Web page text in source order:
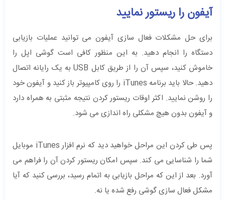
آیفون را ریستور نمایید
برای حل مشکلات فعال سازی آیفون‌ می ‌توانید عملیات بازیابی
دستگاه را انجام دهید. به این منظور کافی است گوشی اپل را
خاموش کنید، سپس آن را از طریق کابل USB به یک رایانه اتصال
دهید. حالا باید برنامه iTunes را روی کامپیوتر باز کنید و آیفون خود
را روشن نمایید. اکثر اوقات ریستور کردن نتیجه مثبتی به همراه دارد
و آیفون بدون هیچ مشکلی راه اندازی می شود.
پس طی کردن این مراحل خواهید دید که نرم افزار iTunes موبایل
شما را شناسایی می‌ کند. سپس امکان ریستور کردن آن را فراهم می‌
آورد. بعد از این که مراحل بازیابی به اتمام رسید، بررسی کنید که آیا
مشکل فعال سازی گوشی رفع شده یا نه.